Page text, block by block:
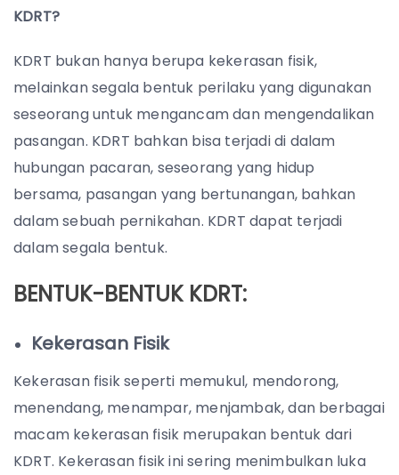
KDRT?
KDRT bukan hanya berupa kekerasan fisik,
melainkan segala bentuk perilaku yang digunakan
seseorang untuk mengancam dan mengendalikan
pasangan. KDRT bahkan bisa terjadi di dalam
hubungan pacaran, seseorang yang hidup
bersama, pasangan yang bertunangan, bahkan
dalam sebuah pernikahan. KDRT dapat terjadi
dalam segala bentuk.
BENTUK-BENTUK KDRT:
Kekerasan Fisik
Kekerasan fisik seperti memukul, mendorong,
menendang, menampar, menjambak, dan berbagai
macam kekerasan fisik merupakan bentuk dari
KDRT. Kekerasan fisik ini sering menimbulkan luka